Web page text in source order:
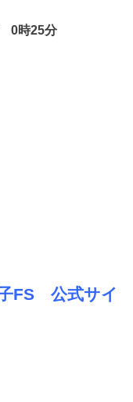
0時25分
FS 公式サイ